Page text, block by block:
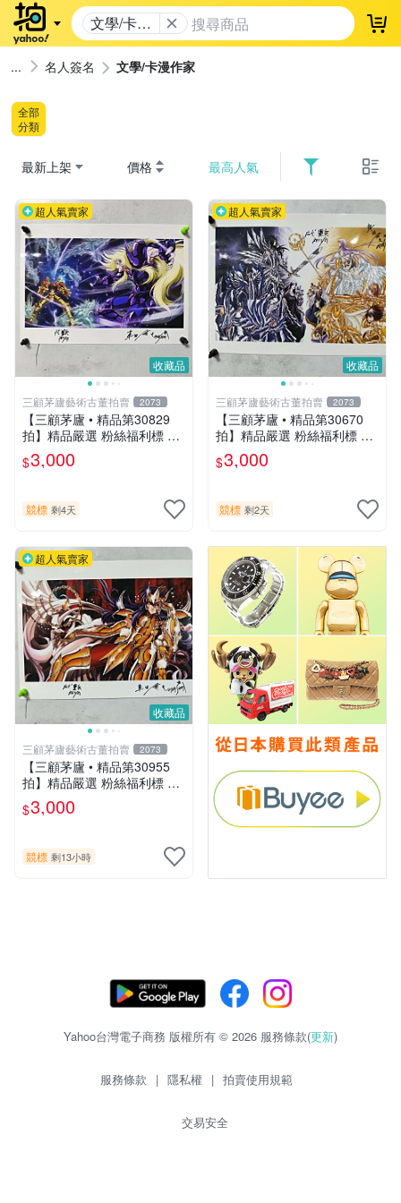
文學/卡漫
作家
登
名人簽名 文學/卡漫作家
全部
分類
最新上架 價格 最高人氣
收藏品
超人氣賣家
三顧茅廬藝術古董拍賣 2073
【三顧茅廬 • 精品第30829
拍】精品嚴選 粉絲福利標 日
本動漫大師 車田正美簽名照
片《聖鬥士星矢》！ 特惠起
$3,000
競標 剩4天
收藏品
超人氣賣家
三顧茅廬藝術古董拍賣 2073
【三顧茅廬 • 精品第30670
拍】精品嚴選 粉絲福利標 日
本動漫大師 車田正美簽名照
片《聖鬥士星矢》！ 特惠起
$3,000
競標 剩2天
收藏品
超人氣賣家
三顧茅廬藝術古董拍賣 2073
【三顧茅廬 • 精品第30955
拍】精品嚴選 粉絲福利標 日
本動漫大師 車田正美簽名照
片《聖鬥士星矢》！ 特惠起
$3,000
競標 剩13小時
Yahoo台灣電子商務 版權所有 © 2026 服務條款(更新)
服務條款 | 隱私權 | 拍賣使用規範
交易安全